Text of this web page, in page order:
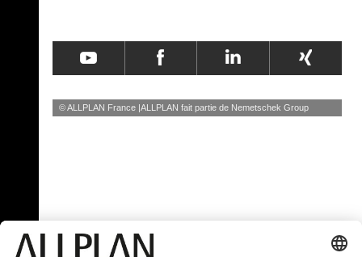
© ALLPLAN France ALLPLAN fait partie de Nemetschek Group